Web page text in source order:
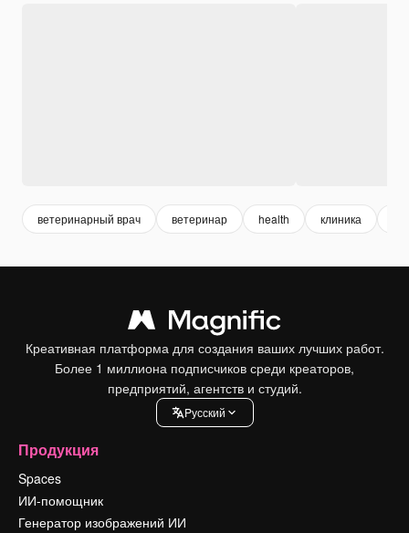
ветеринарный врач ветеринар health клиника
Креативная платформа для создания ваших лучших работ.
Более 1 миллиона подписчиков среди креаторов,
предприятий, агентств и студий.
Pусский
Продукция
Spaces
ИИ-помощник
Генератор изображений ИИ